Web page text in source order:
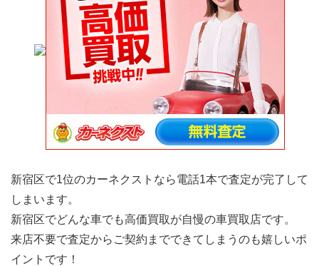
新宿区で1位のカーネクストなら電話1本で査定が完了して
しまいます。
新宿区でどんな車でも高価買取が自慢の車買取店です。
来店不要で査定からご契約までできてしまうのも嬉しいポ
イントです！